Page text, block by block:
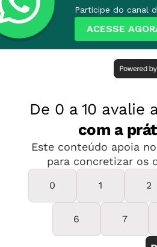
Participe do canal
ACESSE